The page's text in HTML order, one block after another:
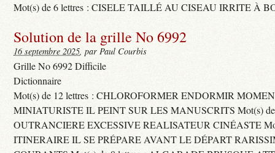
Mot(s) de 6 lettres : CISELE TAILLÉ AU CISEAU IRRITE À
Solution de la grille No 6992
16 septembre 2025, par Paul Courbis
Grille No 6992 Difficile
Dictionnaire
Mot(s) de 12 lettres : CHLOROFORMER ENDORMIR
MINIATURISTE IL PEINT SUR LES MANUSCRITS Mot(s) de
OUTRANCIERE EXCESSIVE REALISATEUR CINÉASTE
ITINERAIRE IL SE PRÉPARE AVANT LE DÉPART